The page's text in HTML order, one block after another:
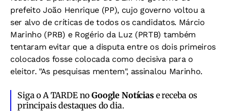
prefeito João Henrique (PP), cujo governo voltou a
ser alvo de críticas de todos os candidatos. Márcio
Marinho (PRB) e Rogério da Luz (PRTB) também
tentaram evitar que a disputa entre os dois primeiros
colocados fosse colocada como decisiva para o
eleitor. "As pesquisas mentem", assinalou Marinho.
Siga o A TARDE noGoogle Notíciase receba os
principais destaques do dia.